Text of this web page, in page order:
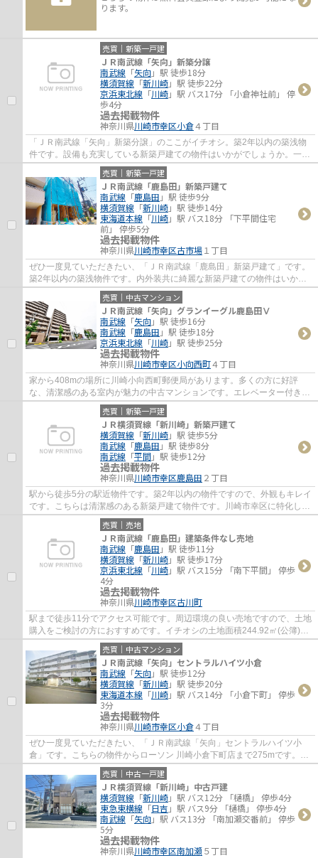
ります。
売買｜新築一戸建
ＪＲ南武線「矢向」新築分譲
南武線 「矢向」駅 徒歩18分
横須賀線 「新川崎」駅 徒歩22分
京浜東北線 「川崎」駅 バス17分 「小倉神社前」 停
歩4分
過去掲載物件
神奈川県川崎市幸区小倉４丁目
「ＪＲ南武線「矢向」新築分譲」のここがイチオシ。築2年以内の築浅物
件です。設備も充実している新築戸建ての物件はいかがでしょうか。一戸
建ての情報だけではなく、地域環境も併せて...
売買｜新築一戸建
ＪＲ南武線「鹿島田」新築戸建て
南武線 「鹿島田 」駅 徒歩9分
横須賀線 「新川崎」駅 徒歩14分
東海道本線 「川崎」駅 バス18分 「下平間住宅
前」 停歩5分
過去掲載物件
神奈川県川崎市幸区古市場１丁目
ぜひ一度見ていただきたい、「ＪＲ南武線「鹿島田」新築戸建て」です。
築2年以内の築浅物件です。内外装共に綺麗な新築戸建ての物件はいかが
でしょうか。駅から徒歩9分の物件です。川...
売買｜中古マンション
ＪＲ南武線「矢向」グランイーグル鹿島田Ⅴ
南武線 「矢向」駅 徒歩16分
南武線 「鹿島田 」駅 徒歩18分
京浜東北線 「川崎」駅 徒歩25分
過去掲載物件
神奈川県川崎市幸区小向西町４丁目
家から408mの場所に川崎小向西町郵便局があります。多くの方に好評
な、清潔感のある室内が魅力の中古マンションです。エレベーター付きの
物件です。不動産のことで当社にご要望やご不...
売買｜新築一戸建
ＪＲ横須賀線「新川崎」新築戸建て
横須賀線 「新川崎」駅 徒歩5分
南武線 「鹿島田 」駅 徒歩8分
南武線 「平間」駅 徒歩12分
過去掲載物件
神奈川県川崎市幸区鹿島田 ２丁目
駅から徒歩5分の駅近物件です。築2年以内の物件ですので、外観もキレイ
です。こちらは清潔感のある新築戸建て物件です。川崎市幸区に特化した
当社には、不動産情報はもちろんのこと、...
売買｜売地
ＪＲ南武線「鹿島田」建築条件なし売地
南武線 「鹿島田 」駅 徒歩11分
横須賀線 「新川崎」駅 徒歩17分
京浜東北線 「川崎」駅 バス15分 「南下平間」 停歩
4分
過去掲載物件
神奈川県川崎市幸区古川町
駅まで徒歩11分でアクセス可能です。周辺環境の良い売地ですので、土地
購入をご検討の方におすすめです。イチオシの土地面積244.92㎡(公簿)の
土地です。買い物の際の道のりも楽になり...
売買｜中古マンション
ＪＲ南武線「矢向」セントラルハイツ小倉
南武線 「矢向」駅 徒歩12分
横須賀線 「新川崎」駅 徒歩20分
東海道本線 「川崎」駅 バス14分 「小倉下町」 停歩
3分
過去掲載物件
神奈川県川崎市幸区小倉４丁目
ぜひ一度見ていただきたい、「ＪＲ南武線「矢向」セントラルハイツ小
倉」です。こちらの物件からローソン 川崎小倉下町店まで275mです。マ
ンションにどんな人が住んでいるのかも中古マ...
売買｜中古一戸建
ＪＲ横須賀線「新川崎」中古戸建
横須賀線 「新川崎」駅 バス12分 「樋橋」 停歩4分
東急東横線 「日吉 」駅 バス9分 「樋橋」 停歩4分
南武線 「矢向」駅 バス13分 「南加瀬交番前」 停歩
5分
過去掲載物件
神奈川県川崎市幸区南加瀬５丁目